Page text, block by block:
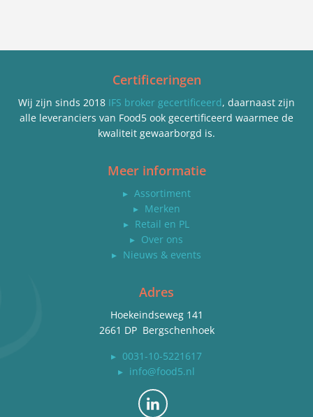
Certificeringen
Wij zijn sinds 2018 IFS broker gecertificeerd, daarnaast zijn
alle leveranciers van Food5 ook gecertificeerd waarmee de
kwaliteit gewaarborgd is.
Meer informatie
▸ Assortiment
▸ Merken
▸ Retail en PL
▸ Over ons
▸ Nieuws & events
Adres
Hoekeindseweg 141
2661 DP Bergschenhoek
▸ 0031-10-5221617
▸ info@food5.nl
Bekijk ons op LinkedIn